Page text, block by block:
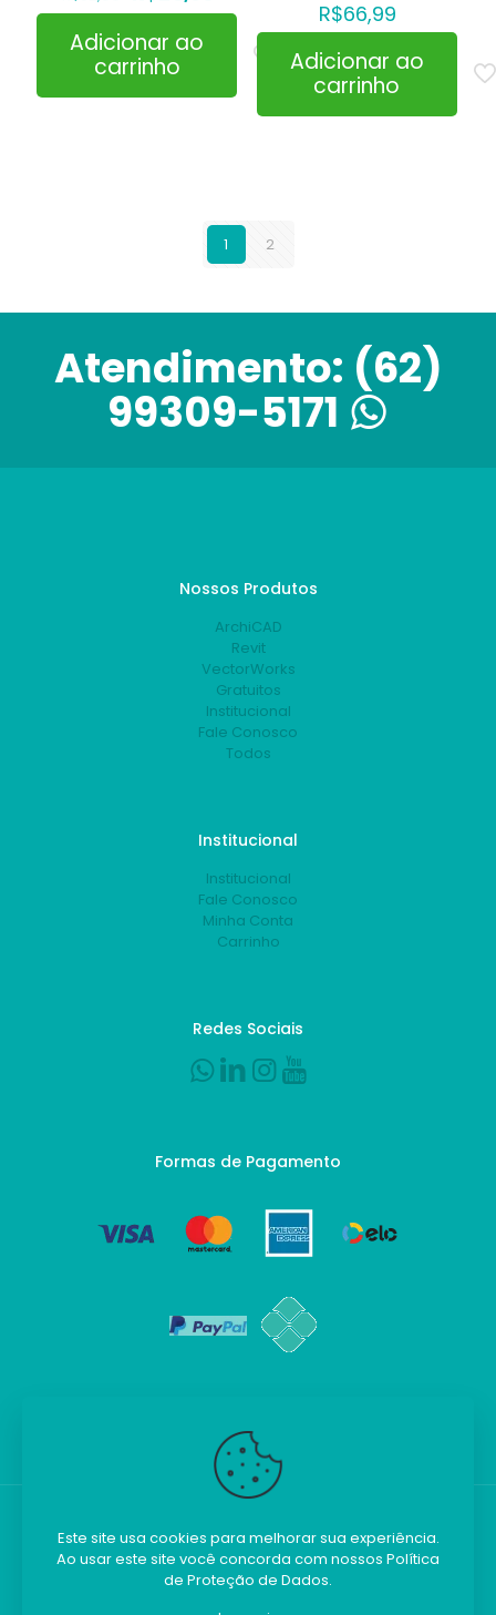
preço
original
era:
R$32,89.
preço
atual
R$25,90.
Adicionar ao
carrinho
R$66,99
Adicionar ao
carrinho
1 2
Atendimento: (62)
99309-5171
Nossos Produtos
ArchiCAD
Revit
VectorWorks
Gratuitos
Institucional
Fale Conosco
Todos
Institucional
Institucional
Fale Conosco
Minha Conta
Carrinho
Redes Sociais
Formas de Pagamento
Kilobim - Todos os direitos reservados.
Este site usa cookies para melhorar sua experiência.
Ao usar este site você concorda com nossos Política
de Proteção de Dados.